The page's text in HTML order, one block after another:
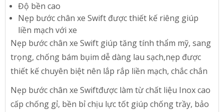
Độ bền cao
Nẹp bước chân xe Swift được thiết kế riêng giúp
liền mạch với xe
Nẹp bước chân xe Swift giúp tăng tính thẩm mỹ, sang
trọng, chống bám bụim dễ dàng lau sạch,nẹp được
thiết kế chuyên biệt nên lắp rắp liền mạch, chắc chắn
Nẹp bước chân xe Swiftđược làm từ chất liệu Inox cao
cấp chống gỉ, bền bỉ chịu lực tốt giúp chống trầy, bảo